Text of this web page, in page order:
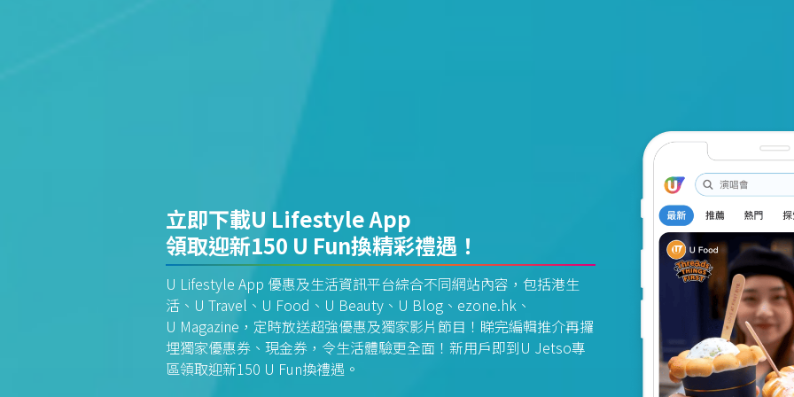
立即下載U Lifestyle App
領取迎新150 U Fun換精彩禮遇！
U Lifestyle App 優惠及生活資訊平台綜合不同網站內容，包括港生
活、U Travel、U Food、U Beauty、U Blog、ezone.hk、
U Magazine，定時放送超強優惠及獨家影片節目！睇完編輯推介再攞
埋獨家優惠券、現金券，令生活體驗更全面！新用戶即到U Jetso專
區領取迎新150 U Fun換禮遇。